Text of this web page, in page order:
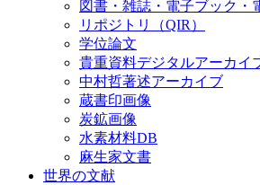
図書・雑誌・電子ブック・
リポジトリ（QIR）
学位論文
貴重資料デジタルアーカイ
中村哲著述アーカイブ
蔵書印画像
炭鉱画像
水素材料DB
麻生家文書
世界の文献